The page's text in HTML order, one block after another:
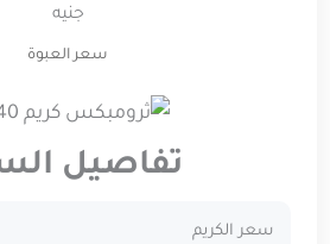
جنيه
سعر العبوة
تفاصيل
سعر الكريم